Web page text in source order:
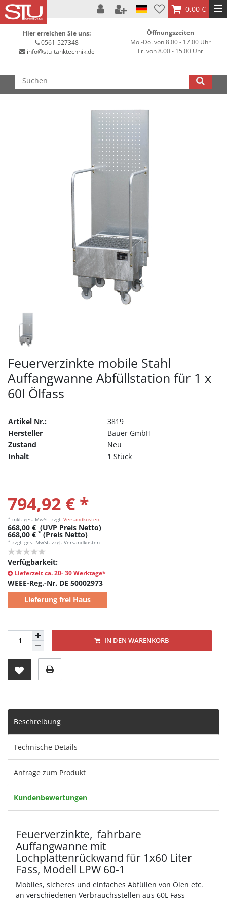
0,00 € ☰
Hier erreichen Sie uns:
0561-527348
info@stu-tanktechnik.de
Öffnungszeiten
Mo.-Do. von 8.00 - 17.00 Uhr
Fr. von 8.00 - 15.00 Uhr
Feuerverzinkte mobile Stahl
Auffangwanne Abfüllstation für 1 x
60l Ölfass
Artikel Nr.:
3819
Hersteller
Bauer GmbH
Zustand
Neu
Inhalt
1 Stück
794,92 € *
* inkl. ges. MwSt. zzgl. Versandkosten
668,00 € (UVP Preis Netto)
668,00 € * (Preis Netto)
* zzgl. ges. MwSt. zzgl. Versandkosten
Verfügbarkeit:
Lieferzeit ca. 20- 30 Werktage*
WEEE-Reg.-Nr. DE 50002973
Lieferung frei Haus
IN DEN WARENKORB
Beschreibung
Technische Details
Anfrage zum Produkt
Kundenbewertungen
Feuerverzinkte, fahrbare
Auffangwanne mit
Lochplattenrückwand für 1x60 Liter
Fass, Modell LPW 60-1
Mobiles, sicheres und einfaches Abfüllen von Ölen etc.
an verschiedenen Verbrauchsstellen aus 60L Fass